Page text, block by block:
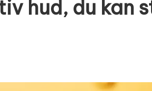
hud, du kan